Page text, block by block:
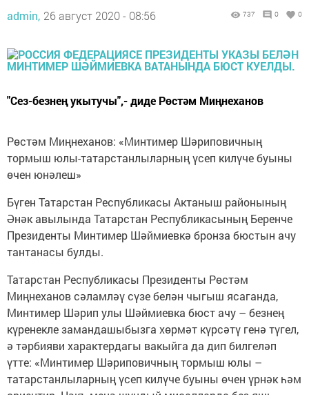
admin, 26 август 2020 - 08:56 737 0 0
"Сез-безнең укытучы",- диде Рөстәм Миңнеханов
Рөстәм Миңнеханов: «Минтимер Шәриповичның
тормыш юлы-татарстанлыларның үсеп килүче буыны
өчен юнәлеш»
Бүген Татарстан Республикасы Актаныш районының
Әнәк авылында Татарстан Республикасының Беренче
Президенты Минтимер Шәймиевкә бронза бюстын ачу
тантанасы булды.
Татарстан Республикасы Президенты Рөстәм
Миңнеханов сәламләү сүзе белән чыгыш ясаганда,
Минтимер Шәрип улы Шәймиевка бюст ачу – безнең
күренекле замандашыбызга хөрмәт күрсәтү генә түгел,
ә тәрбияви характердагы вакыйга да дип билгеләп
үтте: «Минтимер Шәриповичның тормыш юлы –
татарстанлыларның үсеп килүче буыны өчен үрнәк һәм